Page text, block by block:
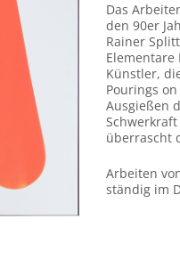
Das
den 90er
Rainer
Künstler,
Pourings
Ausgießen
überrascht
Arbeiten
ständig im